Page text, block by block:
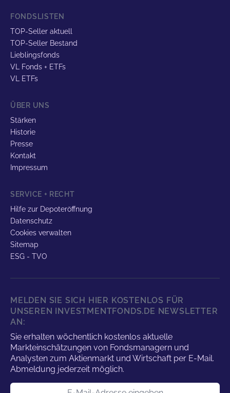
FONDSLISTEN
TOP-Seller aktuell
TOP-Seller Bestand
Lieblingsfonds
VL Fonds + ETFs
VL ETFs
ÜBER UNS
Stärken
Historie
Presse
Kontakt
Impressum
SERVICE + RECHT
Hilfe zur Depoteröffnung
Datenschutz
Cookies verwalten
Sitemap
ESG - TVO
MELDEN SIE SICH HIER KOSTENLOS FÜR
UNSEREN INVESTMENTFONDS.DE NEWSLETTER
AN:
Sie erhalten wöchentlich kostenlos aktuelle
Markteinschätzungen von Fondsmanagern und
Analysten zum Aktienmarkt und Wirtschaft per E-Mail.
Abmeldung jederzeit möglich.
E-Mail-Adresse